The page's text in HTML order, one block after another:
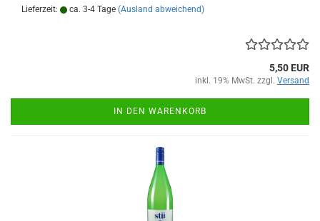
Lieferzeit: ca. 3-4 Tage (Ausland abweichend)
5,50 EUR
inkl. 19% MwSt. zzgl. Versand
IN DEN WARENKORB